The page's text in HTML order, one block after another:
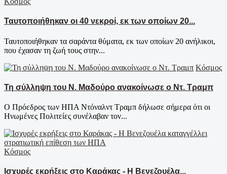
Ταυτοποιήθηκαν οι 40 νεκροί, εκ των οποίων 20...
Ταυτοποιήθηκαν τα σαράντα θύματα, εκ των οποίων 20 ανήλικοι,
που έχασαν τη ζωή τους στην...
Κόσμος
Τη σύλληψη του Ν. Μαδούρο ανακοίνωσε ο Ντ. Τραμπ
Ο Πρόεδρος των ΗΠΑ Ντόναλντ Τραμπ δήλωσε σήμερα ότι οι
Ηνωμένες Πολιτείες συνέλαβαν τον...
Κόσμος
Ισχυρές εκρήξεις στο Καράκας - Η Βενεζουέλα...